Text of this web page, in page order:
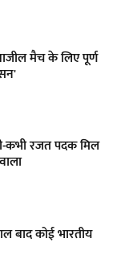
मैच के लिए पूर्ण
कभी रजत पदक मिल
बाद कोई भारतीय